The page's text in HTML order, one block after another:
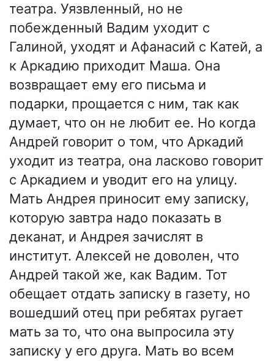
театра. Уязвленный, но не
побежденный Вадим уходит с
Галиной, уходят и Афанасий с Катей, а
к Аркадию приходит Маша. Она
возвращает ему его письма и
подарки, прощается с ним, так как
думает, что он не любит ее. Но когда
Андрей говорит о том, что Аркадий
уходит из театра, она ласково говорит
с Аркадием и уводит его на улицу.
Мать Андрея приносит ему записку,
которую завтра надо показать в
деканат, и Андрея зачислят в
институт. Алексей не доволен, что
Андрей такой же, как Вадим. Тот
обещает отдать записку в газету, но
вошедший отец при ребятах ругает
мать за то, что она выпросила эту
записку у его друга. Мать во всем